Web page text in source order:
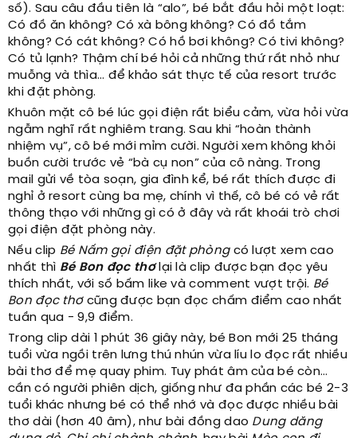
số). Sau câu đầu tiên là “alo”, bé bắt đầu hỏi một loạt:
Có đồ ăn không? Có xà bông không? Có đồ tắm
không? Có cát không? Có hồ bơi không? Có tivi không?
Có tủ lạnh? Thậm chí bé hỏi cả những thứ rất nhỏ như
muỗng và thìa… để khảo sát thực tế của resort trước
khi đặt phòng.
Khuôn mặt cô bé lúc gọi điện rất biểu cảm, vừa hỏi vừa
ngẫm nghĩ rất nghiêm trang. Sau khi “hoàn thành
nhiệm vụ”, cô bé mới mỉm cười. Người xem không khỏi
buồn cười trước vẻ “bà cụ non” của cô nàng. Trong
mail gửi về tòa soạn, gia đình kể, bé rất thích được đi
nghỉ ở resort cùng ba mẹ, chính vì thế, cô bé có vẻ rất
thông thạo với những gì có ở đây và rất khoái trò chơi
gọi điện đặt phòng này.
Nếu clip Bé Nấm gọi điện đặt phòngcó lượt xem cao
nhất thì Bé Bon đọc thơlại là clip được bạn đọc yêu
thích nhất, với số bấm like và comment vượt trội. Bé
Bon đọc thơ cũng được bạn đọc chấm điểm cao nhất
tuần qua - 9,9 điểm.
Trong clip dài 1 phút 36 giây này, bé Bon mới 25 tháng
tuổi vừa ngồi trên lưng thú nhún vừa líu lo đọc rất nhiều
bài thơ để mẹ quay phim. Tuy phát âm của bé còn…
cần có người phiên dịch, giống như đa phần các bé 2-3
tuổi khác nhưng bé có thể nhớ và đọc được nhiều bài
thơ dài (hơn 40 âm), như bài đồng dao Dung dăng